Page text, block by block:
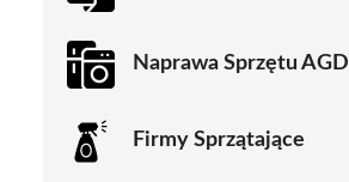
Naprawa Sprzętu AGD
Firmy Sprzątające